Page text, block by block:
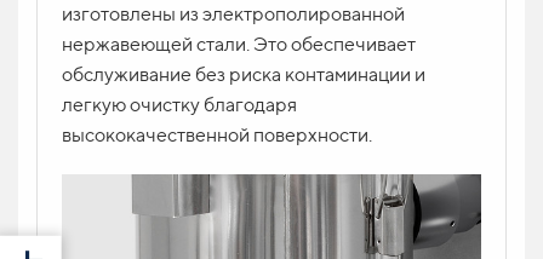
изготовлены из электрополированной
нержавеющей стали. Это обеспечивает
обслуживание без риска контаминации и
легкую очистку благодаря
высококачественной поверхности.